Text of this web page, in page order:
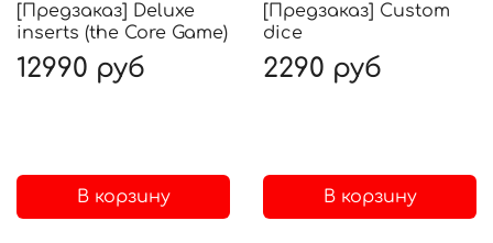
[Предзаказ] Deluxe
inserts (the Core Game)
12990 руб
В корзину
[Предзаказ] Custom
dice
2290 руб
В корзину